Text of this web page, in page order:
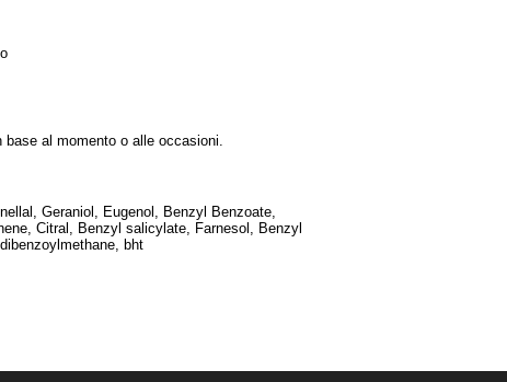
al momento o alle occasioni.
Geraniol, Eugenol, Benzyl Benzoate,
Citral, Benzyl salicylate, Farnesol, Benzyl
bht